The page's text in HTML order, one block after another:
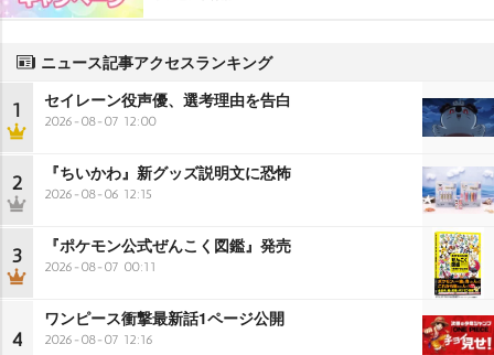
ニュース記事アクセスランキング
1 セイレーン役声優、選考理由を告白
2026-08-07 12:00
2 『ちいかわ』新グッズ説明文に恐怖
2026-08-06 12:15
3 『ポケモン公式ぜんこく図鑑』発売
2026-08-07 00:11
4
ワンピース衝撃最新話1ページ公開
2026-08-07 12:16